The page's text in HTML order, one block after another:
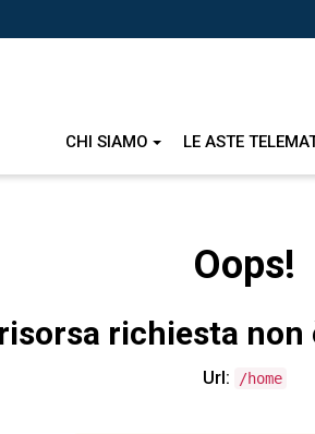
CHI SIAMO LE ASTE
Oops!
richiesta non
Url: /home